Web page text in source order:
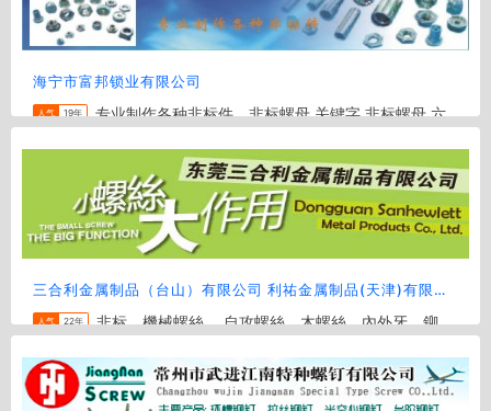
海宁市富邦锁业有限公司
人气 19年
专业制作各种非标件、非标螺母 关键字 非标螺母 六
电话:0573-87537823
三合利金属制品（台山）有限公司 利祐金属制品(天津)有限公司
人气 22年
非标，機械螺絲， 自攻螺絲，木螺絲，內外牙，鉚
地区: 东莞 电话:0750-8233998